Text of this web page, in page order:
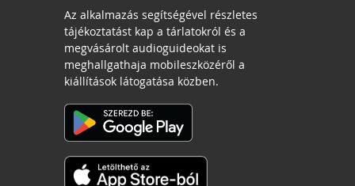
Az alkalmazás segítségével részletes
tájékoztatást kap a tárlatokról és a
megvásárolt audioguideokat is
meghallgathaja mobileszközéről a
kiállítások látogatása közben.